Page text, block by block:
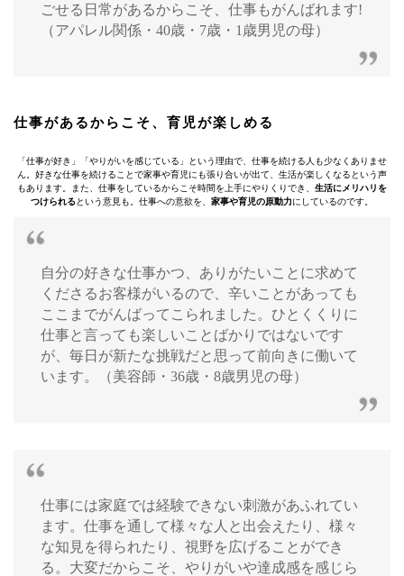
ごせる日常があるからこそ、仕事もがんばれます!
（アパレル関係・40歳・7歳・1歳男児の母）
仕事があるからこそ、育児が楽しめる
「仕事が好き」「やりがいを感じている」という理由で、仕事を続ける人も少なくありませ
ん。好きな仕事を続けることで家事や育児にも張り合いが出て、生活が楽しくなるという声
もあります。また、仕事をしているからこそ時間を上手にやりくりでき、 生活にメリハリを
つけられる という意見も。仕事への意欲を、 家事や育児の原動力にしているのです。
自分の好きな仕事かつ、ありがたいことに求めて
くださるお客様がいるので、辛いことがあっても
ここまでがんばってこられました。ひとくくりに
仕事と言っても楽しいことばかりではないです
が、毎日が新たな挑戦だと思って前向きに働いて
います。（美容師・36歳・8歳男児の母）
仕事には家庭では経験できない刺激があふれてい
ます。仕事を通して様々な人と出会えたり、様々
な知見を得られたり、視野を広げることができ
る。大変だからこそ、やりがいや達成感を感じら